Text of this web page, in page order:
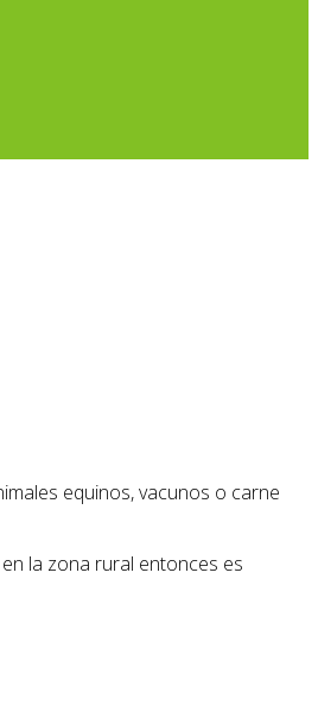
equinos, vacunos o carne
la zona rural entonces es